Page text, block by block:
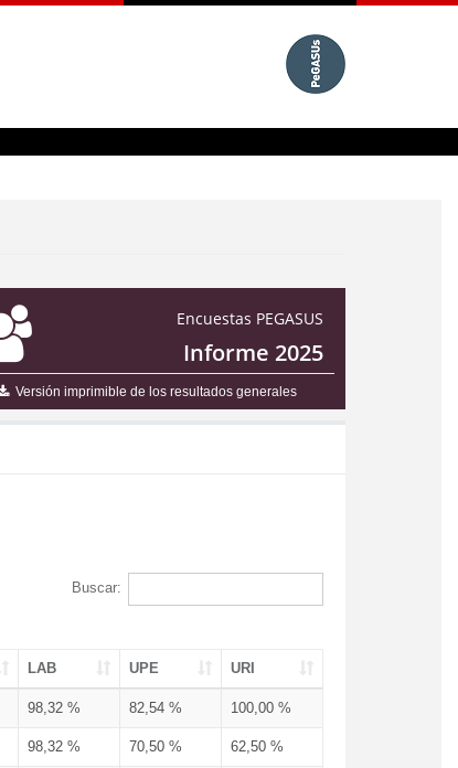
Encuestas PEGASUS
Informe 2025
Versión imprimible de los resultados generales
Buscar:
LAB UPE URI
98,32 % 82,54 % 100,00 %
98,32 % 70,50 % 62,50 %